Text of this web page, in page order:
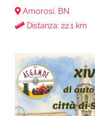
Amorosi, BN
Distanza: 22.1 km